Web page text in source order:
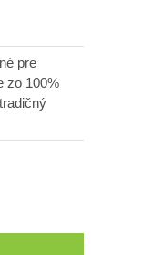
pre
zo 100%